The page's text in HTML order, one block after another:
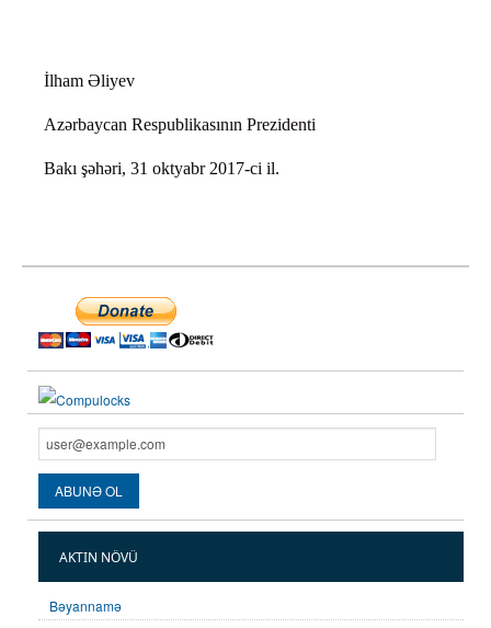
İlham Əliyev
Azərbaycan Respublikasının Prezidenti
Bakı şəhəri, 31 oktyabr 2017-ci il.
AKTIN NÖVÜ
Bəyannamə